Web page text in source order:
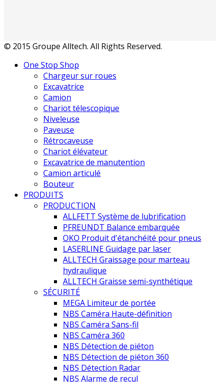
© 2015 Groupe Alltech. All Rights Reserved.
One Stop Shop
Chargeur sur roues
Excavatrice
Camion
Chariot télescopique
Niveleuse
Paveuse
Rétrocaveuse
Chariot élévateur
Excavatrice de manutention
Camion articulé
Bouteur
PRODUITS
PRODUCTION
ALLFETT Système de lubrification
PFREUNDT Balance embarquée
OKO Produit d'étanchéité pour pneus
LASERLINE Guidage par laser
ALLTECH Graissage pour marteau
hydraulique
ALLTECH Graisse semi-synthétique
SÉCURITÉ
MEGA Limiteur de portée
NBS Caméra Haute-définition
NBS Caméra Sans-fil
NBS Caméra 360
NBS Détection de piéton
NBS Détection de piéton 360
NBS Détection Radar
NBS Alarme de recul